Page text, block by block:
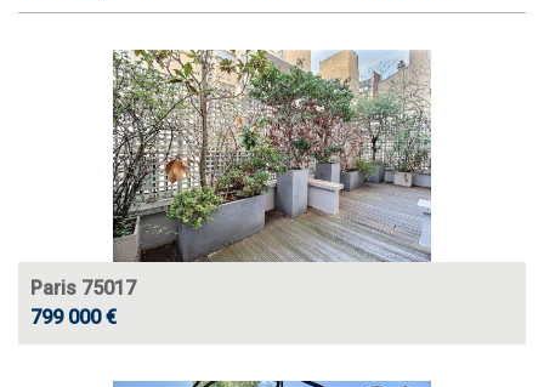
Paris 75017
799 000 €